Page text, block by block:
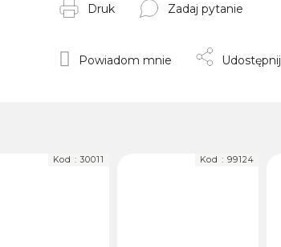
Druk Zadaj pytanie
Powiadom mnie Udostępnij
Kod :30011 Kod : 99124